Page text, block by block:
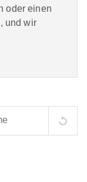
oder einen
und wir